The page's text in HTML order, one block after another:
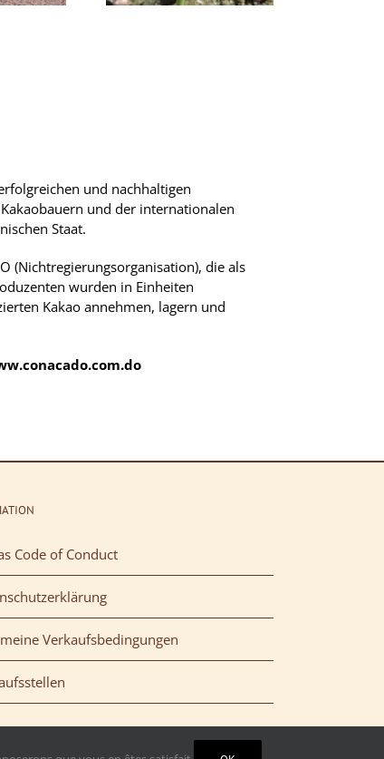
und nachhaltigen
und der internationalen
Staat.
(Nichtregierungsorganisation), die als
wurden in Einheiten
Kakao annehmen, lagern und
Code of Conduct
Verkaufsbedingungen